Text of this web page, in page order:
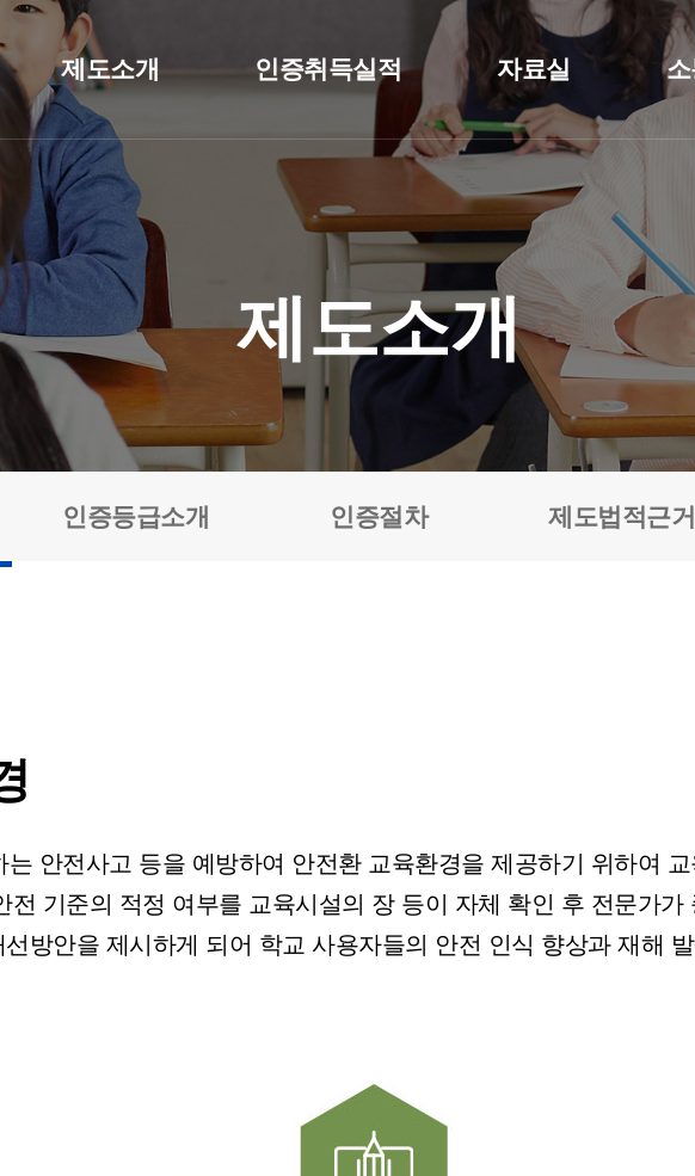
제도소개 인증취득실적 자료실
제도소개
인증등급소개 인증절차 제도법적근거
안전사고 등을 예방하여 안전환 교육환경을 제공하기 위하여
기준의 적정 여부를 교육시설의 장 등이 자체 확인 후 전문가
방안을 제시하게 되어 학교 사용자들의 안전 인식 향상과 재해